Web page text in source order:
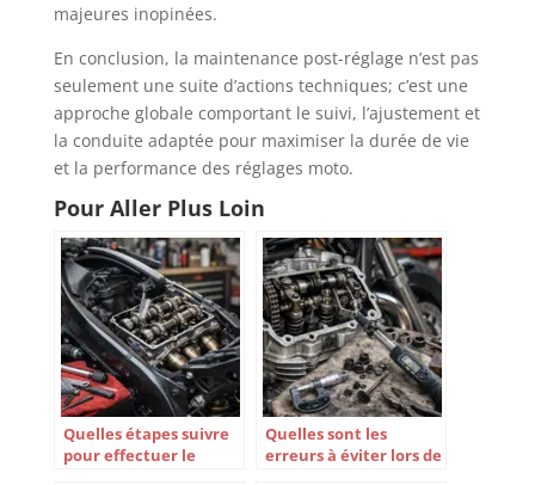
majeures inopinées.
En conclusion, la maintenance post-réglage n’est pas
seulement une suite d’actions techniques; c’est une
approche globale comportant le suivi, l’ajustement et
la conduite adaptée pour maximiser la durée de vie
et la performance des réglages moto.
Pour Aller Plus Loin
Quelles étapes suivre
pour effectuer le
Quelles sont les
erreurs à éviter lors de